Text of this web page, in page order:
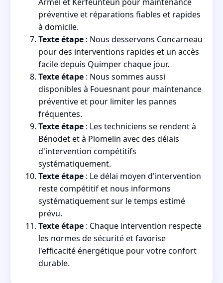
Armel et Kerfeunteun pour maintenance
préventive et réparations fiables et rapides
à domicile.
Texte étape : Nous desservons Concarneau
pour des interventions rapides et un accès
facile depuis Quimper chaque jour.
Texte étape : Nous sommes aussi
disponibles à Fouesnant pour maintenance
préventive et pour limiter les pannes
fréquentes.
Texte étape : Les techniciens se rendent à
Bénodet et à Plomelin avec des délais
d'intervention compétitifs
systématiquement.
Texte étape : Le délai moyen d'intervention
reste compétitif et nous informons
systématiquement sur le temps estimé
prévu.
Texte étape : Chaque intervention respecte
les normes de sécurité et favorise
l'efficacité énergétique pour votre confort
durable.